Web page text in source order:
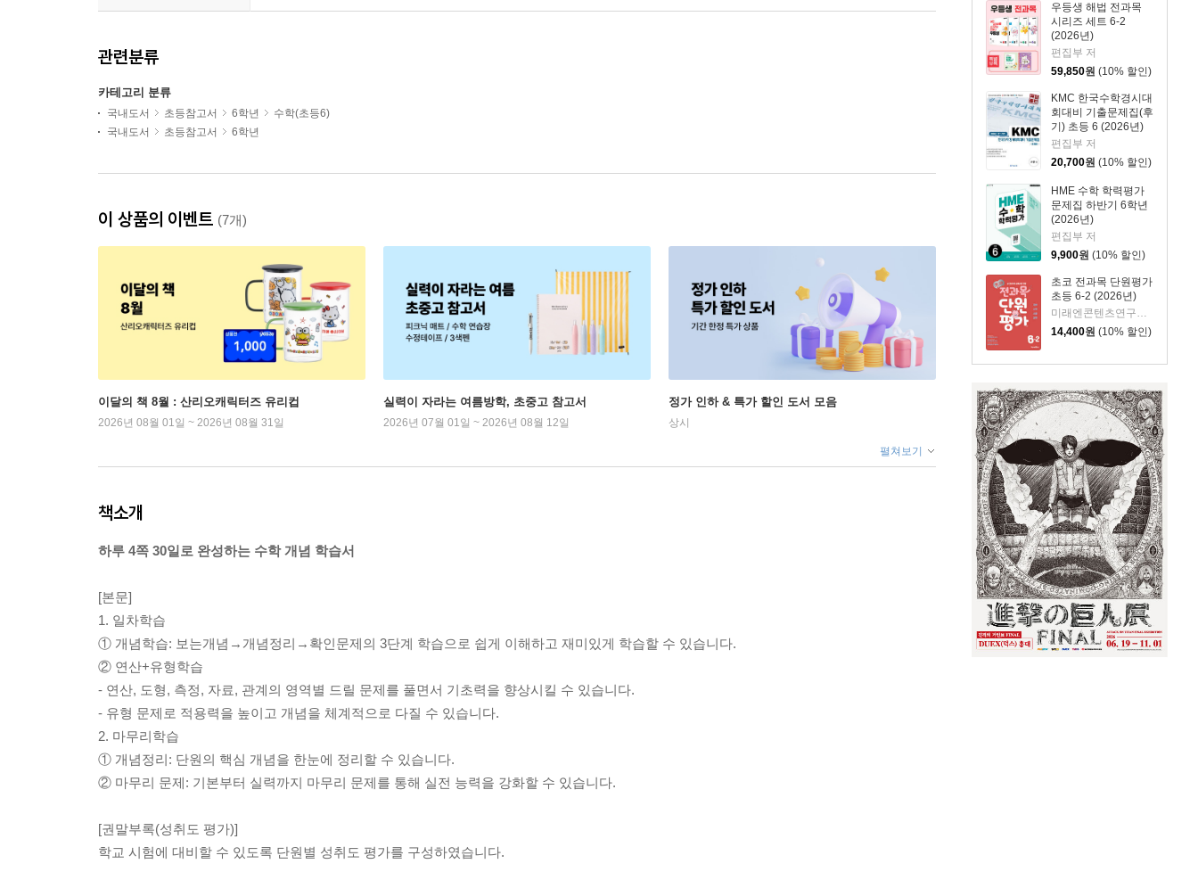
우등생 해법 전과목
시리즈 세트 6-2
(2026년)
편집부 저
59,850원 (10% 할인)
KMC 한국수학경시대
회대비 기출문제집(후
기) 초등 6 (2026년)
편집부 저
20,700원 (10% 할인)
HME 수학 학력평가
문제집 하반기 6학년
(2026년)
편집부 저
9,900원 (10% 할인)
초코 전과목 단원평가
초등 6-2 (2026년)
미래엔콘텐츠연구회 저
14,400원 (10% 할인)
관련분류
카테고리 분류
국내도서 초등참고서 6학년
수학(초등6)
국내도서
초등참고서 6학년
이 상품의 이벤트 (7개)
이달의 책 8월 : 산리오캐릭터즈 유리컵
2026년 08월 01일 ~ 2026년 08월 31일
실력이 자라는 여름방학, 초중고 참고서
2026년 07월 01일 ~ 2026년 08월 12일
정가 인하 & 특가 할인 도서 모음
상시
펼쳐보기
책소개
하루 4쪽 30일로 완성하는 수학 개념 학습서
[본문]
1. 일차학습
① 개념학습: 보는개념→개념정리→확인문제의 3단계 학습으로 쉽게 이해하고 재미있게 학습할 수 있습니다.
② 연산+유형학습
- 연산, 도형, 측정, 자료, 관계의 영역별 드릴 문제를 풀면서 기초력을 향상시킬 수 있습니다.
- 유형 문제로 적용력을 높이고 개념을 체계적으로 다질 수 있습니다.
2. 마무리학습
① 개념정리: 단원의 핵심 개념을 한눈에 정리할 수 있습니다.
② 마무리 문제: 기본부터 실력까지 마무리 문제를 통해 실전 능력을 강화할 수 있습니다.
[권말부록(성취도 평가)]
학교 시험에 대비할 수 있도록 단원별 성취도 평가를 구성하였습니다.